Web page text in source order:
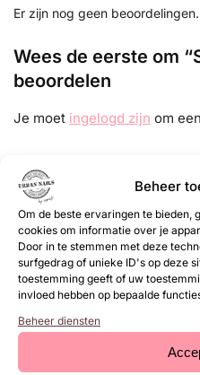
Beheer
Om de beste ervaringen te bieden,
cookies om informatie over je
Door in te stemmen met deze
surfgedrag of unieke ID's op deze
toestemming geeft of uw
invloed hebben op bepaalde
Beheer diensten
Er zijn nog geen beoordelingen.
Wees de eerste om
beoordelen
Je moet ingelogd zijn om
EAN:
SKU:
Merk:
producten